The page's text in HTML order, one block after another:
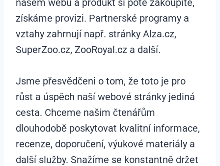
našem webu a produkt si poté zakoupíte,
získáme provizi. Partnerské programy a
vztahy zahrnují např. stránky Alza.cz,
SuperZoo.cz, ZooRoyal.cz a další.
Jsme přesvědčeni o tom, že toto je pro
růst a úspěch naší webové stránky jediná
cesta. Chceme našim čtenářům
dlouhodobě poskytovat kvalitní informace,
recenze, doporučení, výukové materiály a
další služby. Snažíme se konstantně držet